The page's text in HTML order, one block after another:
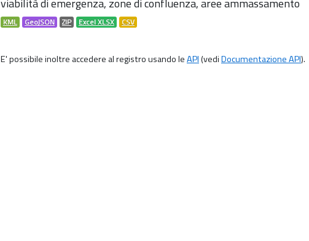
viabilità di emergenza, zone di confluenza, aree ammassamento
KML GeoJSON ZIP Excel XLSX CSV
E' possibile inoltre accedere al registro usando leAPI(vediDocumentazione API).